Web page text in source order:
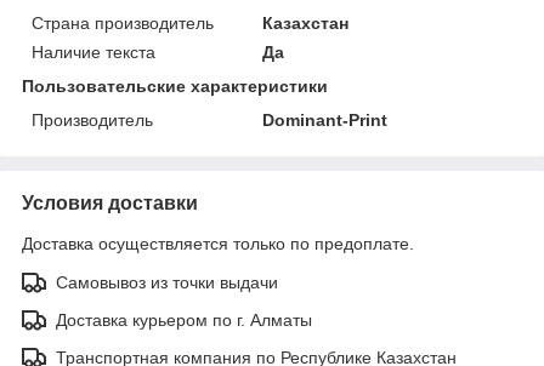
Страна производитель
Казахстан
Наличие текста
Да
Пользовательские характеристики
Производитель
Dominant-Print
Условия доставки
Доставка осуществляется только по предоплате.
Самовывоз из точки выдачи
Доставка курьером по г. Алматы
Транспортная компания по Республике Казахстан